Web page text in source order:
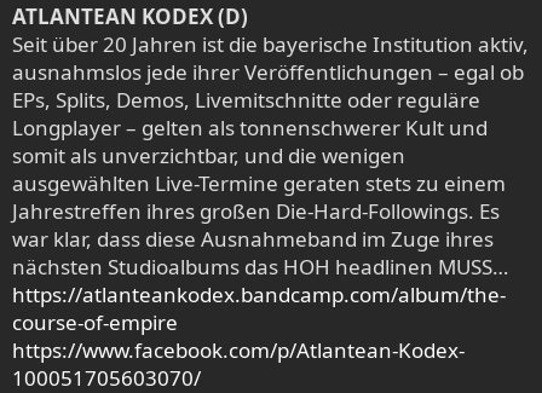
ATLANTEAN KODEX (D)
Seit über 20 Jahren ist die bayerische Institution aktiv,
ausnahmslos jede ihrer Veröffentlichungen – egal ob
EPs, Splits, Demos, Livemitschnitte oder reguläre
Longplayer – gelten als tonnenschwerer Kult und
somit als unverzichtbar, und die wenigen
ausgewählten Live-Termine geraten stets zu einem
Jahrestreffen ihres großen Die-Hard-Followings. Es
war klar, dass diese Ausnahmeband im Zuge ihres
nächsten Studioalbums das HOH headlinen MUSS…
https://atlanteankodex.bandcamp.com/album/the-
course-of-empire
https://www.facebook.com/p/Atlantean-Kodex-
100051705603070/